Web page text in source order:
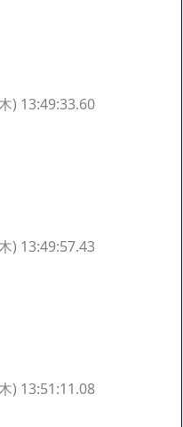
) 13:49:33.60
) 13:49:57.43
) 13:51:11.08